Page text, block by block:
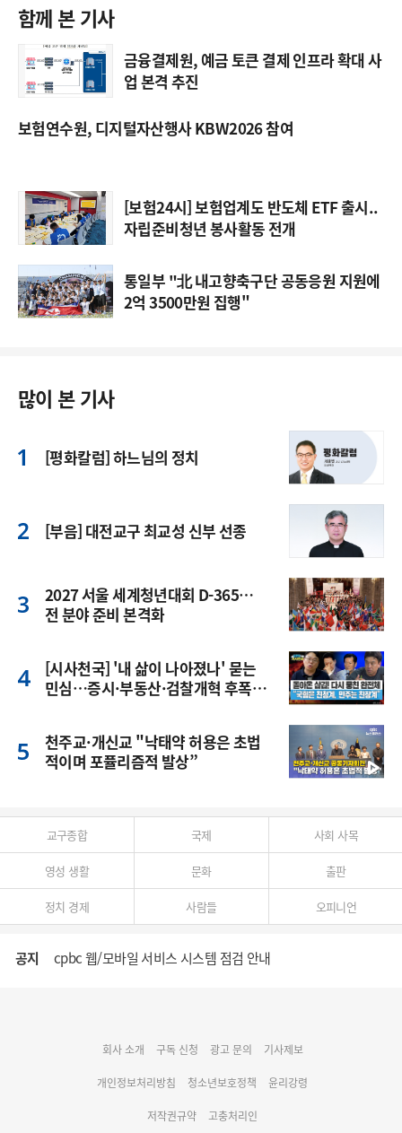
함께 본 기사
금융결제원, 예금 토큰 결제 인프라 확대 사
업 본격 추진
보험연수원, 디지털자산행사 KBW2026 참여
[보험24시] 보험업계도 반도체 ETF 출시..
자립준비청년 봉사활동 전개
통일부 "北 내고향축구단 공동응원 지원에
2억 3500만원 집행"
많이 본 기사
[평화칼럼] 하느님의 정치
[부음] 대전교구 최교성 신부 선종
2027 서울 세계청년대회 D-365…
전 분야 준비 본격화
[시사천국] '내 삶이 나아졌나' 묻는
민심…증시·부동산·검찰개혁 후폭
천주교·개신교 "낙태약 허용은 초법
적이며 포퓰리즘적 발상”
교구종합 국제 사회 사목
영성 생활 문화 출판
정치 경제 사람들 오피니언
공지 cpbc 웹/모바일 서비스 시스템 점검 안내
명동 미디어큐브 & 1898 미디어월 공모전 수상작 발표
회사 소개 구독 신청 광고 문의 기사제보
개인정보처리방침 청소년보호정책 윤리강령
저작권규약 고충처리인